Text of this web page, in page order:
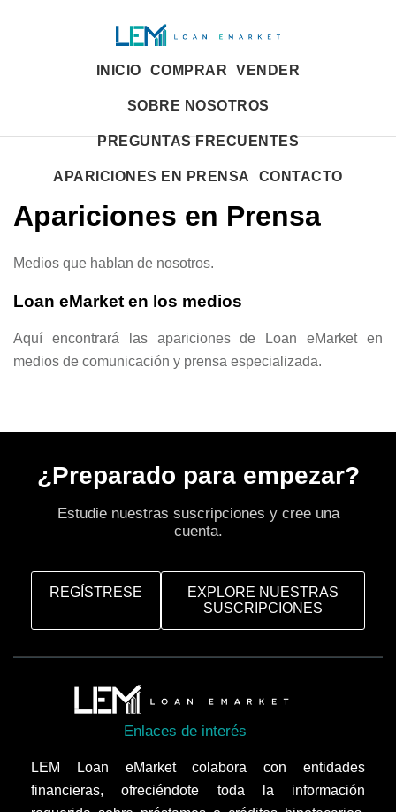
INICIO COMPRAR VENDER
SOBRE NOSOTROS
PREGUNTAS FRECUENTES
APARICIONES EN PRENSA CONTACTO
Apariciones en Prensa
Medios que hablan de nosotros.
Loan eMarket en los medios
Aquí encontrará las apariciones de Loan eMarket en
medios de comunicación y prensa especializada.
¿Preparado para empezar?
Estudie nuestras suscripciones y cree una
cuenta.
REGÍSTRESE
EXPLORE NUESTRAS
SUSCRIPCIONES
Enlaces de interés
LEM Loan eMarket colabora con entidades
financieras, ofreciéndote toda la información